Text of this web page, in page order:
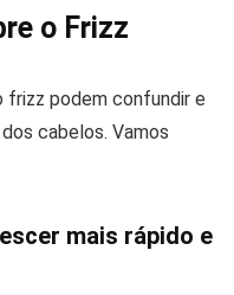
o Frizz
frizz podem confundir e
cabelos. Vamos
mais rápido e